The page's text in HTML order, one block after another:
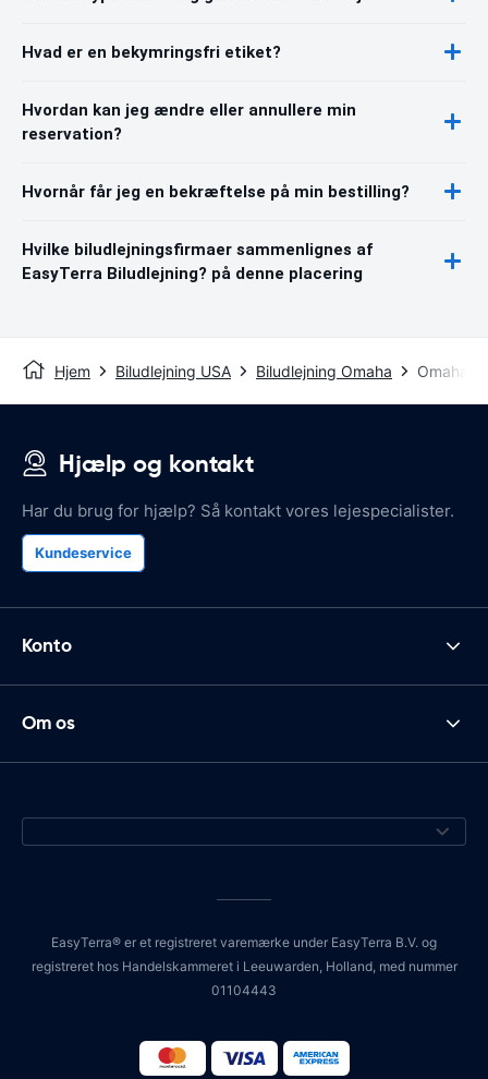
Hvad er en bekymringsfri etiket?
Hvordan kan jeg ændre eller annullere min
reservation?
Hvornår får jeg en bekræftelse på min bestilling?
Hvilke biludlejningsfirmaer sammenlignes af
EasyTerra Biludlejning? på denne placering
Hjem Biludlejning USA Biludlejning Omaha Omaha
Hjælp og kontakt
Har du brug for hjælp? Så kontakt vores lejespecialister.
Kundeservice
Konto
Om os
EasyTerra® er et registreret varemærke under EasyTerra B.V. og
registreret hos Handelskammeret i Leeuwarden, Holland, med nummer
01104443